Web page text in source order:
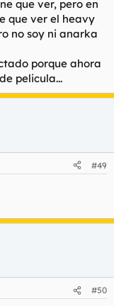
saben hablar de
fachas". Pateticos.
que ver, pero en
que ver el heavy
no soy ni anarka
porque ahora
pelicula...
#49
#50